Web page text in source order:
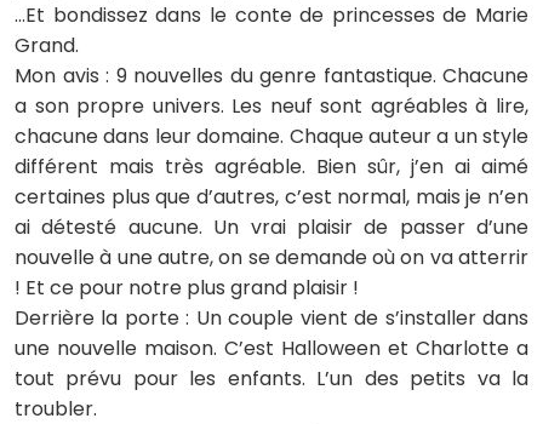
...Et bondissez dans le conte de princesses de Marie
Grand.
Mon avis : 9 nouvelles du genre fantastique. Chacune
a son propre univers. Les neuf sont agréables à lire,
chacune dans leur domaine. Chaque auteur a un style
différent mais très agréable. Bien sûr, j’en ai aimé
certaines plus que d’autres, c’est normal, mais je n’en
ai détesté aucune. Un vrai plaisir de passer d’une
nouvelle à une autre, on se demande où on va atterrir
! Et ce pour notre plus grand plaisir !
Derrière la porte : Un couple vient de s’installer dans
une nouvelle maison. C’est Halloween et Charlotte a
tout prévu pour les enfants. L’un des petits va la
troubler.